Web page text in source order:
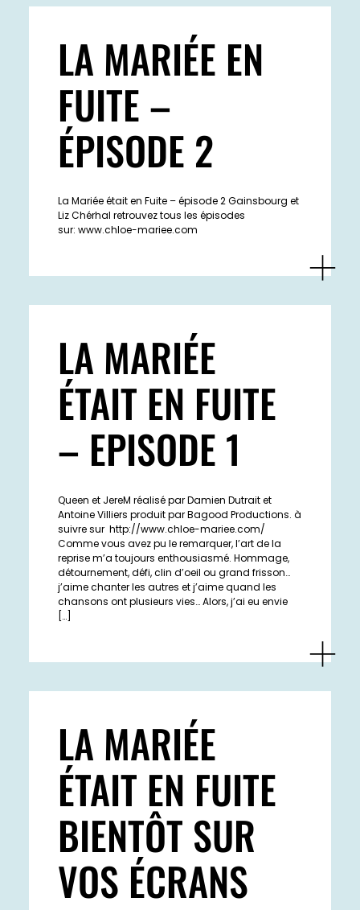
LA MARIÉE EN
FUITE –
ÉPISODE 2
La Mariée était en Fuite – épisode 2 Gainsbourg et
Liz Chérhal retrouvez tous les épisodes
sur: www.chloe-mariee.com
LA MARIÉE
ÉTAIT EN FUITE
– EPISODE 1
Queen et JereM réalisé par Damien Dutrait et
Antoine Villiers produit par Bagood Productions. à
suivre sur http://www.chloe-mariee.com/
Comme vous avez pu le remarquer, l’art de la
reprise m’a toujours enthousiasmé. Hommage,
détournement, défi, clin d’oeil ou grand frisson…
j’aime chanter les autres et j’aime quand les
chansons ont plusieurs vies… Alors, j’ai eu envie
[…]
LA MARIÉE
ÉTAIT EN FUITE
BIENTÔT SUR
VOS ÉCRANS